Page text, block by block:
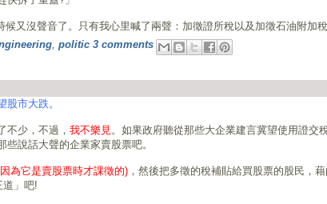
又沒聲音了。只有我心里喊了兩聲：加徵證所稅以及加徵石油附加
, politic 3 comments
股市大跌。
不少，不過， 我不樂見 。如果政府聽從那些大企業建言冀望使用證交
說話大聲的企業家賣股票吧。
為它是賣股票時才課徵的) ，然後把多徵的稅補貼給買股票的股民，
道」吧!